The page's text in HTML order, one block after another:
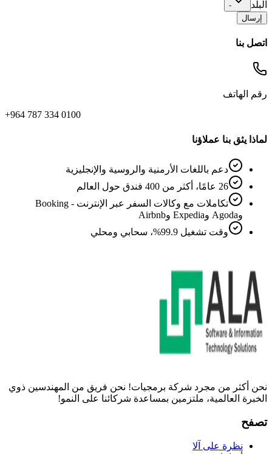
البلد
-
إرسال
اتصل بنا
رقم الهاتف
+964 787 334 0100
لماذا يثق بنا عملاؤنا
دعم باللغات الأرمنية والروسية والإنجليزية
26 عامًا، أكثر من 400 فندق حول العالم
تكاملات مع وكالات السفر عبر الإنترنت - Booking
وAgoda وExpedia وAirbnb
وقت تشغيل 99.9%، سحابي ومحلي
نحن أكثر من مجرد شركة برمجيات! نحن فريق من المهندسين ذوي
الخبرة العالمية، ملتزمين بمساعدة شركائنا على النمو!
تصفح
نظرة على آلا